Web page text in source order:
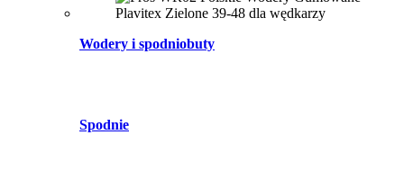
Wodery i spodniobuty
Spodnie